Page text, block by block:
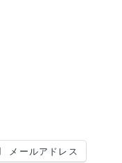
メールアドレス